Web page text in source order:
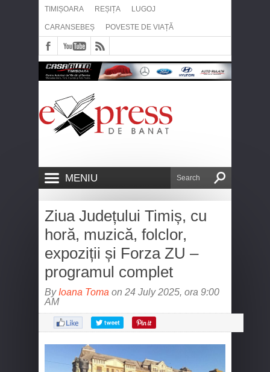
TIMIȘOARA REȘIȚA LUGOJ
CARANSEBEȘ POVESTE DE VIAȚĂ
MENIU
Ziua Județului Timiș, cu
horă, muzică, folclor,
expoziții și Forza ZU –
programul complet
By Ioana Toma on 24 July 2025, ora 9:00
AM